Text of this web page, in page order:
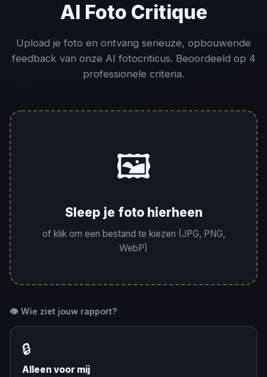
AI Foto Critique
Upload je foto en ontvang serieuze, opbouwende
feedback van onze AI fotocriticus. Beoordeeld op 4
professionele criteria.
🖼️
Sleep je foto hierheen
of klik om een bestand te kiezen (JPG, PNG,
WebP)
👁️ Wie ziet jouw rapport?
🔒
Alleen voor mij